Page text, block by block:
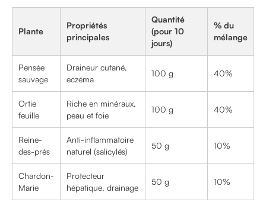
Plante
Propriétés
principales
Quantité
(pour 10
jours)
% du
mélange
Pensée
sauvage
Draineur cutané,
eczéma
100 g 40%
Ortie
feuille
Riche en minéraux,
peau et foie
100 g 40%
Reine-
des-prés
Anti-inflammatoire
naturel (salicylés)
50 g 10%
Chardon-
Marie
Protecteur
hépatique, drainage
50 g 10%